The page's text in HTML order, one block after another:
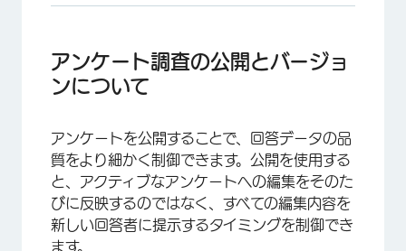
新しいアンケートの公開
アクティブなアンケートへの変更の公開
公開を必要としない機能
バージョン履歴
以前のバージョンの復元
アンケート調査の公開とバージョ
ンについて
アンケートを公開することで、回答データの品
質をより細かく制御できます。公開を使用する
と、アクティブなアンケートへの編集をそのた
びに反映するのではなく、すべての編集内容を
新しい回答者に提示するタイミングを制御でき
ます。